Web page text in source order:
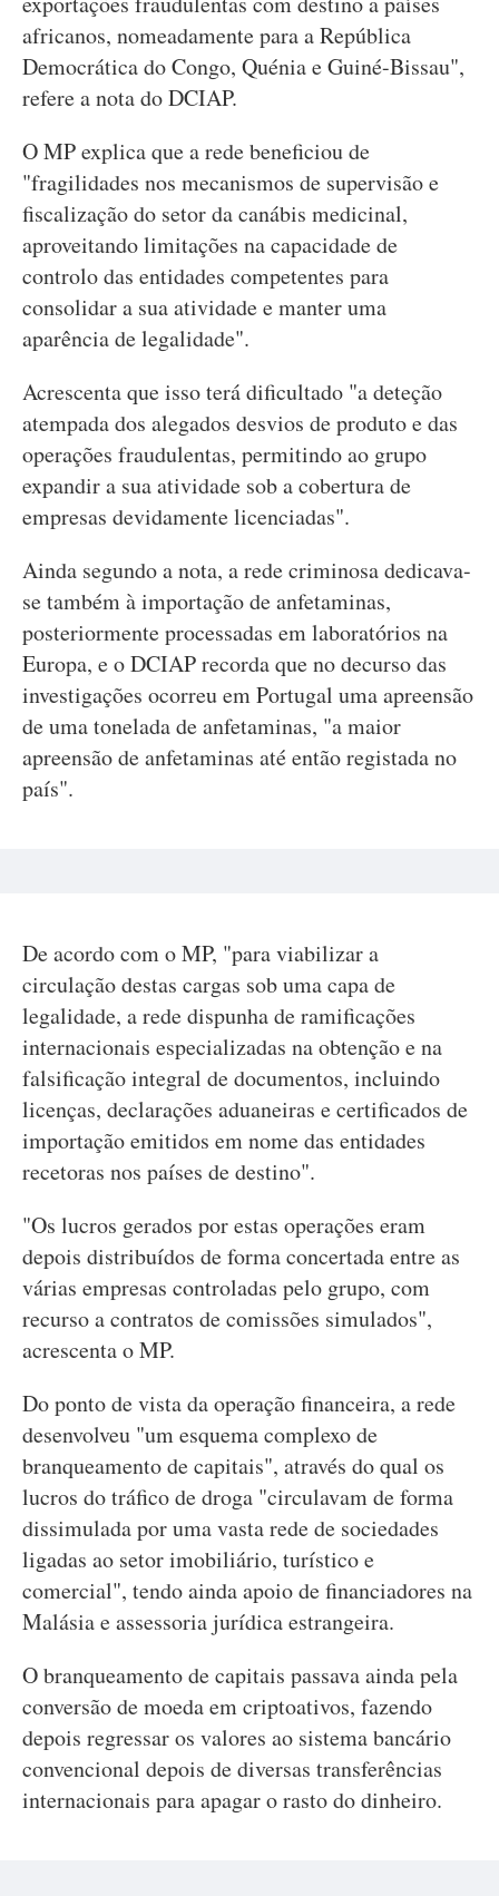
africanos, nomeadamente para a República
Democrática do Congo, Quénia e Guiné-Bissau",
refere a nota do DCIAP.
O MP explica que a rede beneficiou de
"fragilidades nos mecanismos de supervisão e
fiscalização do setor da canábis medicinal,
aproveitando limitações na capacidade de
controlo das entidades competentes para
consolidar a sua atividade e manter uma
aparência de legalidade".
Acrescenta que isso terá dificultado "a deteção
atempada dos alegados desvios de produto e das
operações fraudulentas, permitindo ao grupo
expandir a sua atividade sob a cobertura de
empresas devidamente licenciadas".
Ainda segundo a nota, a rede criminosa dedicava-
se também à importação de anfetaminas,
posteriormente processadas em laboratórios na
Europa, e o DCIAP recorda que no decurso das
investigações ocorreu em Portugal uma apreensão
de uma tonelada de anfetaminas, "a maior
apreensão de anfetaminas até então registada no
país".
De acordo com o MP, "para viabilizar a
circulação destas cargas sob uma capa de
legalidade, a rede dispunha de ramificações
internacionais especializadas na obtenção e na
falsificação integral de documentos, incluindo
licenças, declarações aduaneiras e certificados de
importação emitidos em nome das entidades
recetoras nos países de destino".
"Os lucros gerados por estas operações eram
depois distribuídos de forma concertada entre as
várias empresas controladas pelo grupo, com
recurso a contratos de comissões simulados",
acrescenta o MP.
Do ponto de vista da operação financeira, a rede
desenvolveu "um esquema complexo de
branqueamento de capitais", através do qual os
lucros do tráfico de droga "circulavam de forma
dissimulada por uma vasta rede de sociedades
ligadas ao setor imobiliário, turístico e
comercial", tendo ainda apoio de financiadores na
Malásia e assessoria jurídica estrangeira.
O branqueamento de capitais passava ainda pela
conversão de moeda em criptoativos, fazendo
depois regressar os valores ao sistema bancário
convencional depois de diversas transferências
internacionais para apagar o rasto do dinheiro.